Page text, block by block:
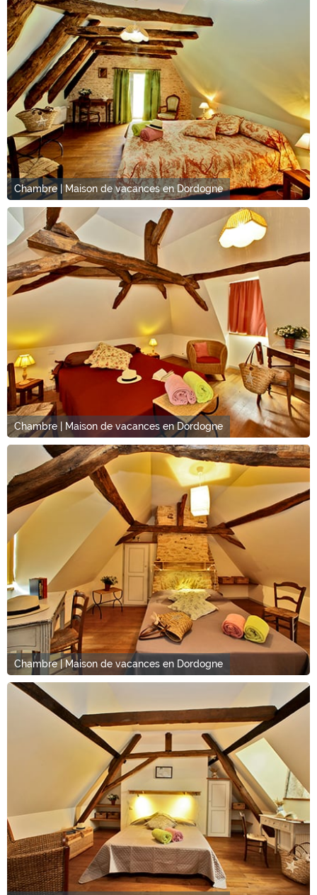
Chambre | Maison de vacances en Dordogne
Chambre | Maison de vacances en Dordogne
Chambre | Maison de vacances en Dordogne